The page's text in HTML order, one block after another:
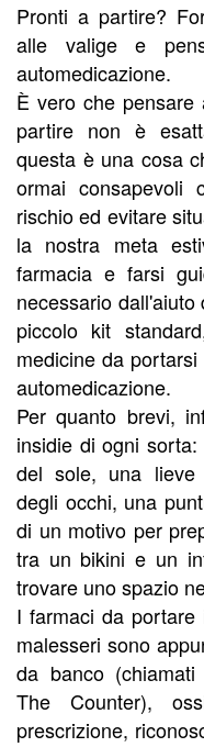
Pronti a partire?
alle valige e
automedicazione.
È vero che
partire non è
questa è una cosa
ormai consapevoli
rischio ed evitare
la nostra meta
farmacia e farsi
necessario
piccolo kit
medicine da
automedicazione.
Per quanto brevi,
insidie di ogni
del sole, una lieve
degli occhi, una
di un motivo per
tra un bikini e un
trovare uno spazio
I farmaci da
malesseri sono
da banco
The Counter),
prescrizione,